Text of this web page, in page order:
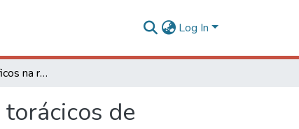
Log In
Achados radiográficos na região distal dos membros torácicos de eqüinos sem histórico de patologia locomotora
de